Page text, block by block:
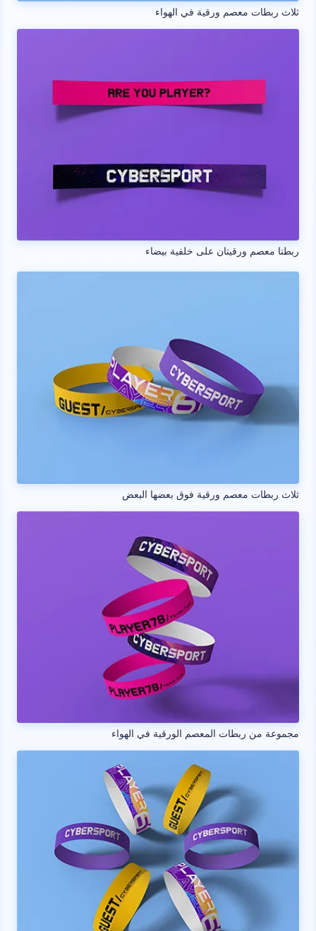
ثلاث ربطات معصم ورقية في الهواء
ربطتا معصم ورقيتان على خلفية بيضاء
ثلاث ربطات معصم ورقية فوق بعضها البعض
مجموعة من ربطات المعصم الورقية في الهواء